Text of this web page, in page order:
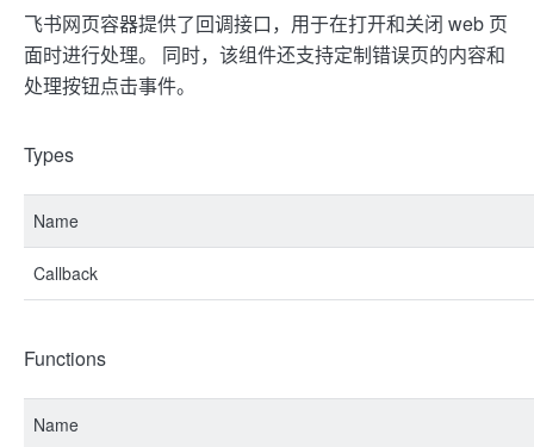
飞书网页容器提供了回调接口，用于在打开和关闭 web 页
面时进行处理。 同时，该组件还支持定制错误页的内容和
处理按钮点击事件。
Types
Name
Callback
Functions
Name